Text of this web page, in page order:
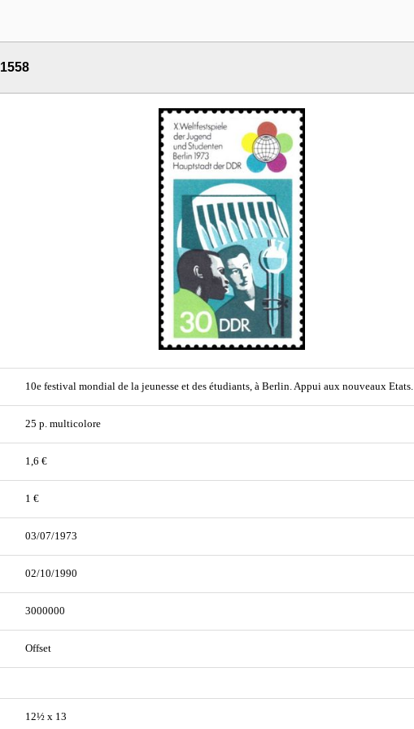
1558
10e festival mondial de la jeunesse et des étudiants, à Berlin. Appui aux nouveaux Etats.
25 p. multicolore
1,6 €
1 €
03/07/1973
02/10/1990
3000000
Offset
12½ x 13